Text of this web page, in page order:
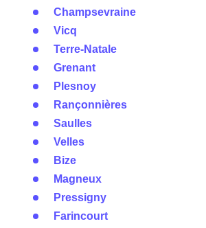
Champsevraine
Vicq
Terre-Natale
Grenant
Plesnoy
Rançonnières
Saulles
Velles
Bize
Magneux
Pressigny
Farincourt